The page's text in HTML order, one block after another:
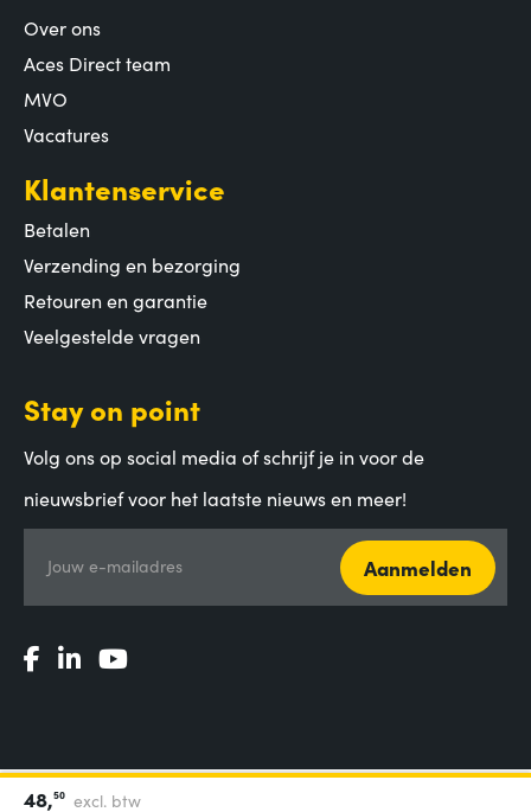
48,50 excl. btw
Over ons
Aces Direct team
MVO
Vacatures
Klantenservice
Betalen
Verzending en bezorging
Retouren en garantie
Veelgestelde vragen
Stay on point
Volg ons op social media of schrijf je in voor de
nieuwsbrief voor het laatste nieuws en meer!
Jouw e-mailadres Aanmelden
Algemene voorwaarden